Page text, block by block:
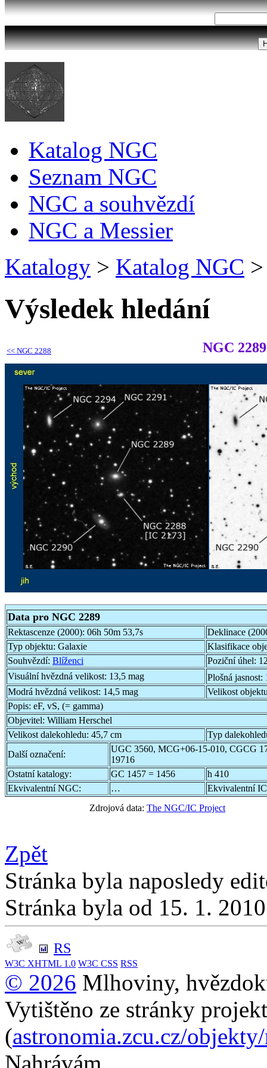
Katalog NGC
Seznam NGC
NGC a souhvězdí
NGC a Messier
Katalogy > Katalog NGC >
Výsledek hledání
<< NGC 2288 NGC 2289
Data pro NGC 2289
Rektascenze (2000): 06h 50m 53,7s
Deklinace
Typ objektu: Galaxie
Klasifikace
Souhvězdí: Blíženci Poziční úhel:
Visuální hvězdná velikost: 13,5 mag Plošná jasnost:
Modrá hvězdná velikost: 14,5 mag
Velikost
Popis: eF, vS, (= gamma)
Objevitel: William Herschel
Velikost dalekohledu: 45,7 cm
Typ
Další označení:
UGC 3560, MCG+06-15-010, CGCG
19716
Ostatní katalogy:
GC 1457 = 1456
h 410
Ekvivalentní NGC:
…
Ekvivalentní
Zdrojová data: The NGC/IC Project
Zpět
Stránka byla naposledy
Stránka byla od 15. 1.
RS
W3C XHTML 1.0 W3C CSS RSS
© 2026 Mlhoviny,
Vytištěno ze stránky
(astronomia.zcu.cz/
Nahrávám...